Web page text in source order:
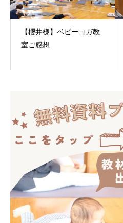
【櫻井様】ベビーヨガ教
室ご感想